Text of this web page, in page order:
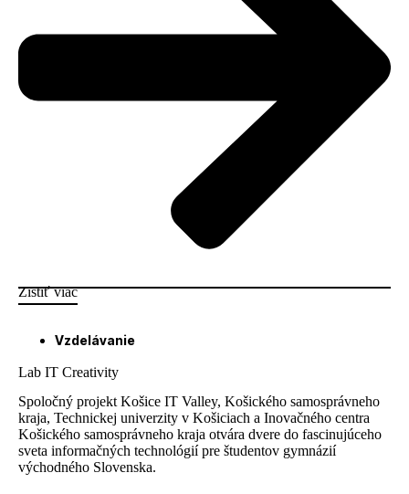
Zistiť viac
Vzdelávanie
Lab IT Creativity
Spoločný projekt Košice IT Valley, Košického samosprávneho
kraja, Technickej univerzity v Košiciach a Inovačného centra
Košického samosprávneho kraja otvára dvere do fascinujúceho
sveta informačných technológií pre študentov gymnázií
východného Slovenska.